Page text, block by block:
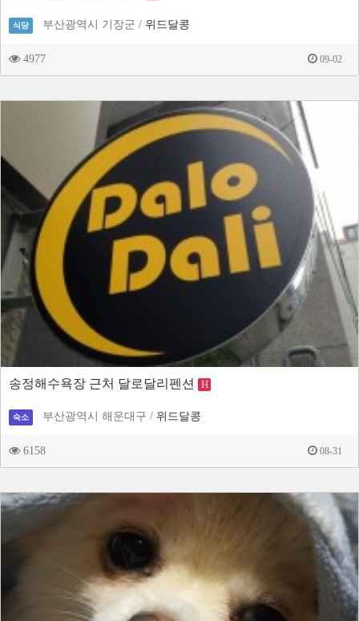
식당 부산광역시 기장군 / 위드달콩
4977 09-02
송정해수욕장 근처 달로달리펜션 H
숙소 부산광역시 해운대구 / 위드달콩
6158 08-31